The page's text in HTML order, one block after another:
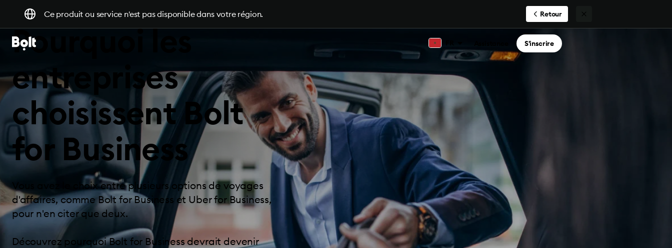
Ce produit ou service n'est pas disponible dans votre région. Retour
S'inscrire
Pourquoi les
entreprises
choisissent Bolt
for Business
Vous avez le choix entre plusieurs options de voyages
d'affaires, comme Bolt for Business et Uber for Business,
pour n'en citer que deux.
Découvrez pourquoi Bolt for Business devrait devenir